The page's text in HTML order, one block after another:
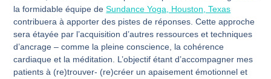
la formidable équipe deSundance Yoga, Houston, Texas
contribuera à apporter des pistes de réponses. Cette approche
sera étayée par l’acquisition d’autres ressources et techniques
d’ancrage – comme la pleine conscience, lacohérence
cardiaque et la méditation. L’objectif étant d’accompagner mes
patients à (re)trouver- (re)créer un apaisement émotionnel et